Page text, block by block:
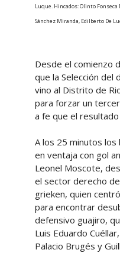
Luque. Hincados: Olinto
Sánchez Miranda, Edilberto De
Desde el comienzo
que la Selección
vino al Distrito de
para forzar un
a fe que el
A los 25 minutos
en ventaja con gol
Leonel Moscote,
el sector derecho
grieken, quien
para encontrar
defensivo guajiro,
Luis Eduardo
Palacio Brugés y